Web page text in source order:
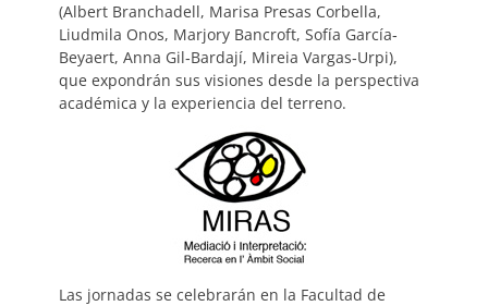
(Albert Branchadell, Marisa Presas Corbella,
Liudmila Onos, Marjory Bancroft, Sofía García‐
Beyaert, Anna Gil‐Bardají, Mireia Vargas‐Urpi),
que expondrán sus visiones desde la perspectiva
académica y la experiencia del terreno.
Las jornadas se celebrarán en la Facultad de